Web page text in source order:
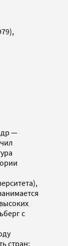
—
с
стран: